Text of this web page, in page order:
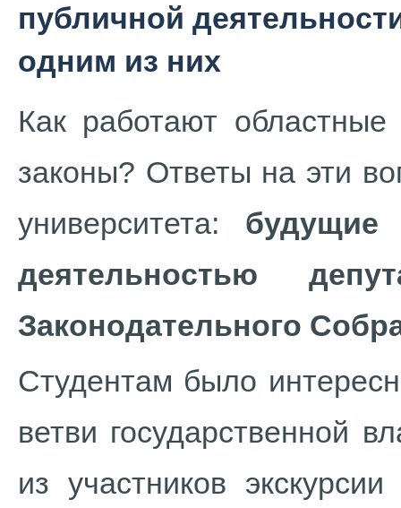
публичной
одним из них
Как работают
законы? Ответы на эти
университета: будущие
деятельностью
Законодательного
Студентам было
ветви государственной
из участников